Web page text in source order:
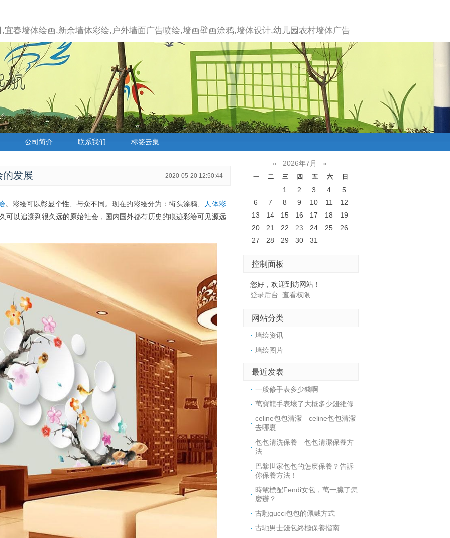
宜春墙体绘画,新余墙体彩绘,户外墙面广告喷绘,墙画壁画涂鸦,墙体设计,幼儿园农村墙体广告
公司简介 联系我们 标签云集
的发展 2020-05-20 12:50:44
。彩绘可以彰显个性、与众不同。现在的彩绘分为：街头涂鸦、
人体彩
可以追溯到很久远的原始社会，国内国外都有历史的痕迹彩绘可见源远
« 2026年7月 »
一 二 三 四 五 六 日
1 2 3 4
5
6
7 8 9 10 11
12
13
14 15 16 17 18
19
20
21 22 23 24 25
26
27
28 29 30 31
控制面板
您好，欢迎到访网站！
登录后台 查看权限
网站分类
墙绘资讯
墙绘图片
最近发表
​一般修手表多少錢啊
​萬寶龍手表壞了大概多少錢維修
celine包包清潔—celine包包清潔
去哪裏
​包包清洗保養—包包清潔保養方
法
巴黎世家包包的怎麽保養？告訴
你保養方法！
時髦標配Fendi女包，萬一臟了怎
麽辦？
古馳gucci包包的佩戴方式
古馳男士錢包終極保養指南